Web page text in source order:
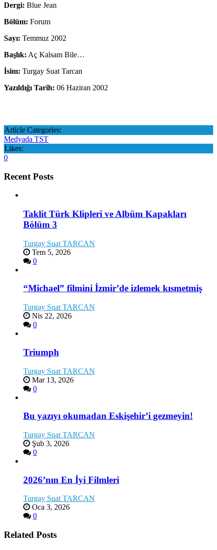
Dergi: Blue Jean
Bölüm: Forum
Sayı: Temmuz 2002
Başlık: Aç Kalsam Bile…
İsim: Turgay Suat Tarcan
Yazıldığı Tarih: 06 Haziran 2002
Article Categories:
Medyada TST
Likes:
0
Recent Posts
Taklit Türk Klipleri ve Albüm Kapakları
Bölüm 3
Turgay Suat TARCAN
Tem 5, 2026
0
“Michael” filmini İzmir’de izlemek kısmetmiş
Turgay Suat TARCAN
Nis 22, 2026
0
Triumph
Turgay Suat TARCAN
Mar 13, 2026
0
Bu yazıyı okumadan Eskişehir’i gezmeyin!
Turgay Suat TARCAN
Şub 3, 2026
0
2026’nın En İyi Filmleri
Turgay Suat TARCAN
Oca 3, 2026
0
Related Posts